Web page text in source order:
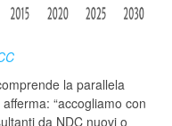
la parallela
“accogliamo con
da NDC nuovi o